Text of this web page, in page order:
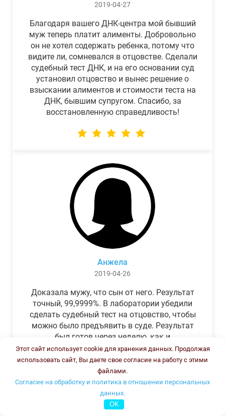
2019-04-27
Благодаря вашего ДНК-центра мой бывший
муж теперь платит алименты. Добровольно
он не хотел содержать ребенка, потому что
видите ли, сомневался в отцовстве. Сделали
судебный тест ДНК, и на его основании суд
установил отцовство и вынес решение о
взыскании алиментов и стоимости теста на
ДНК, бывшим супругом. Спасибо, за
восстановленную справедливость!
Анжела
2019-04-26
Доказала мужу, что сын от него. Результат
точный, 99,9999%. В лаборатории убедили
сделать судебный тест на отцовство, чтобы
можно было предъявить в суде. Результат
был готов через неделю, как и
обещали.Теперь муж бегает и извиняется.
Этот сайт использует cookie для хранения данных. Продолжая
использовать сайт, Вы даете свое согласие на работу с этими
файлами.
Согласие на обработку и политика в отношении персональных
данных.
OK